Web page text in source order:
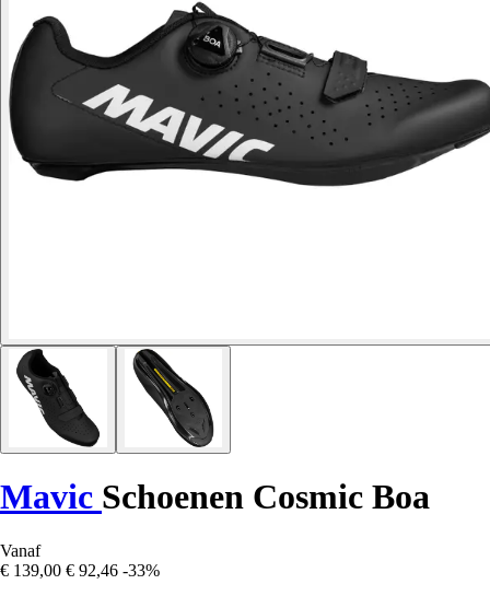
Mavic Schoenen Cosmic Boa
Vanaf
€ 139,00 € 92,46 -33%